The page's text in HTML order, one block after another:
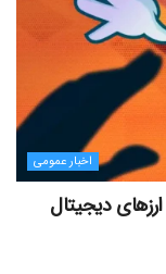
اخبار عمومی
دیجیتال